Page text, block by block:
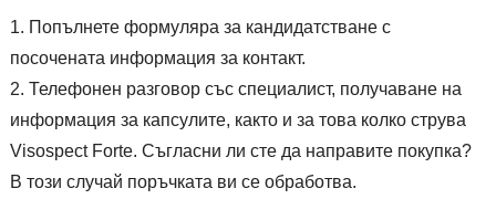
Попълнете формуляра за кандидатстване с
посочената информация за контакт.
Телефонен разговор със специалист, получаване на
информация за капсулите, както и за това колко струва
Visospect Forte. Съгласни ли сте да направите покупка?
В този случай поръчката ви се обработва.